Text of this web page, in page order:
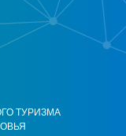
ТУРИЗМА